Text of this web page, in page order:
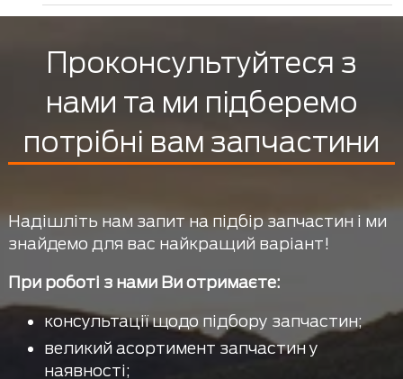
Проконсультуйтеся з
нами та ми підберемо
потрібні вам запчастини
Надішліть нам запит на підбір запчастин і ми
знайдемо для вас найкращий варіант!
При роботі з нами Ви отримаєте:
консультації щодо підбору запчастин;
великий асортимент запчастин у
наявності;